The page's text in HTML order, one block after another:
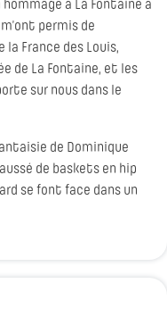
à La Fontaine à
permis de
France des Louis,
de La Fontaine, et les
sur nous dans le
de Dominique
de baskets en hip
se font face dans un